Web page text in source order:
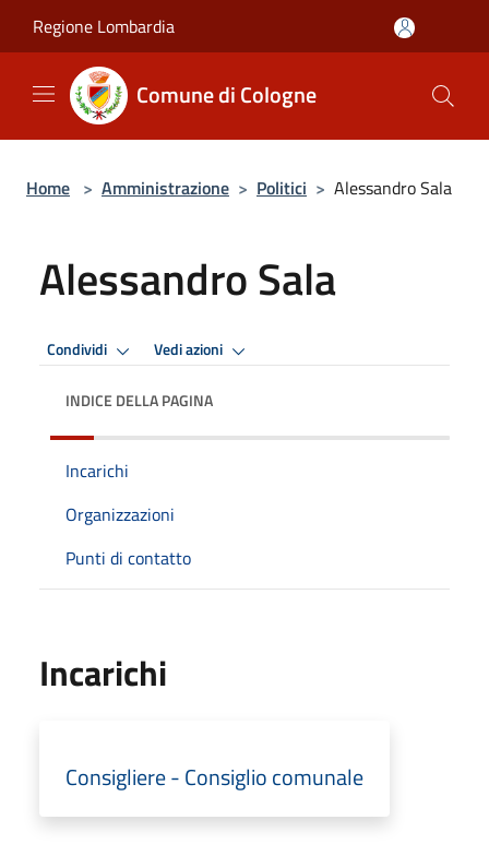
Regione Lombardia
Comune di Cologne
Home > Amministrazione > Politici > Alessandro Sala
Alessandro Sala
Condividi Vedi azioni
INDICE DELLA PAGINA
Incarichi
Organizzazioni
Punti di contatto
Incarichi
Consigliere - Consiglio comunale